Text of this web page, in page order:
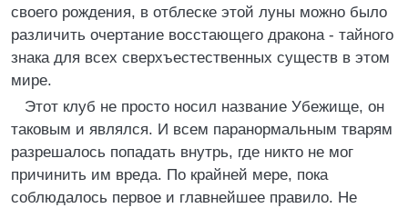
своего рождения, в отблеске этой луны можно было
различить очертание восстающего дракона - тайного
знака для всех сверхъестественных существ в этом
мире.
Этот клуб не просто носил название Убежище, он
таковым и являлся. И всем паранормальным тварям
разрешалось попадать внутрь, где никто не мог
причинить им вреда. По крайней мере, пока
соблюдалось первое и главнейшее правило. Не